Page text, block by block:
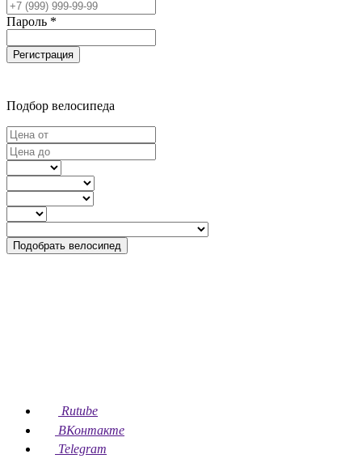
Пароль *
Регистрация
Подбор велосипеда
Подобрать велосипед
Rutube
ВКонтакте
Telegram